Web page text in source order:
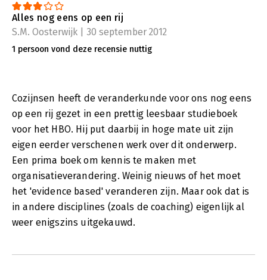
Alles nog eens op een rij
S.M. Oosterwijk | 30 september 2012
1 persoon vond deze recensie nuttig
Cozijnsen heeft de veranderkunde voor ons nog eens
op een rij gezet in een prettig leesbaar studieboek
voor het HBO. Hij put daarbij in hoge mate uit zijn
eigen eerder verschenen werk over dit onderwerp.
Een prima boek om kennis te maken met
organisatieverandering. Weinig nieuws of het moet
het 'evidence based' veranderen zijn. Maar ook dat is
in andere disciplines (zoals de coaching) eigenlijk al
weer enigszins uitgekauwd.